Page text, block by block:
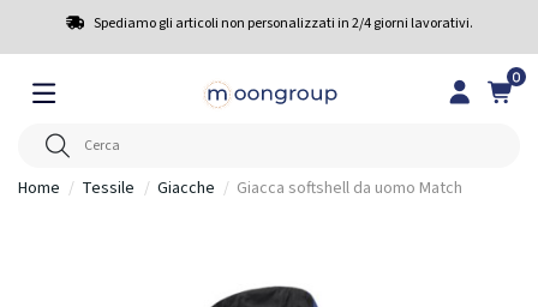
Spediamo gli articoli non personalizzati in 2/4 giorni lavorativi.
0
Home Tessile Giacche Giacca softshell da uomo Match